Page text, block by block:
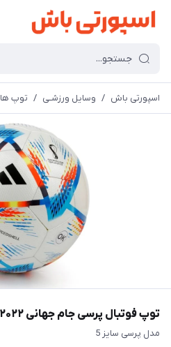
اسپورتی باش / وسایل ورزشـی / توپ ها
توپ فوتبال پرسی جام جهانی ۲۰۲۲ قطر
مدل پرسی سایز 5